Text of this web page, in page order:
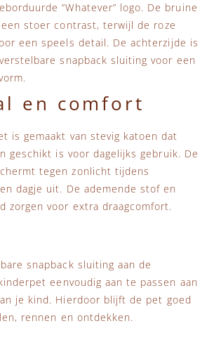
“Whatever” logo. De bruine
stoer contrast, terwijl de roze
een speels detail. De achterzijde is
snapback sluiting voor een
en comfort
is gemaakt van stevig katoen dat
geschikt is voor dagelijks gebruik. De
tegen zonlicht tijdens
dagje uit. De ademende stof en
zorgen voor extra draagcomfort.
snapback sluiting aan de
eenvoudig aan te passen aan
je kind. Hierdoor blijft de pet goed
rennen en ontdekken.